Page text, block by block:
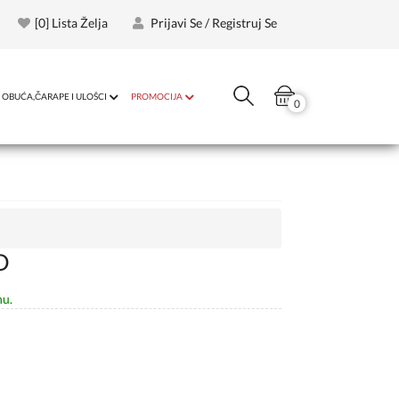
[0] Lista Želja Prijavi Se / Registruj Se
OBUĆA,ČARAPE I ULOŠCI PROMOCIJA
0